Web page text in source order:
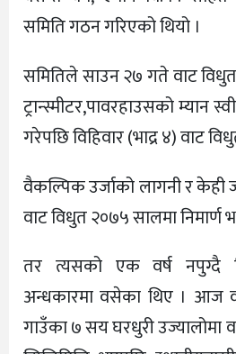
समिति गठन गरिएको थियो ।
समितिले साउन २७ गते वाट
ट्रान्स्मीटर,पावरहाउसको म्यान
गरेपछि विहिवार (भाद्र ४) वाट
वैकल्पिक उर्जाको लागनी र केही
वाट विधुत २०७५ सालमा निमार्ण
तर त्यसको एक वर्ष नपुग्दै
अन्धकारमा वसेका थिए । आज
गाउँका ७ सय घरधुरी उज्यालोमा